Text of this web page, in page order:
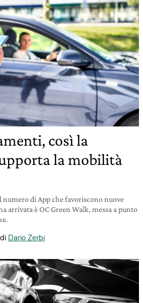
così la
la mobilità
di App che favoriscono nuove
arrivata è OC Green Walk, messa a punto
di Dario Zerbi